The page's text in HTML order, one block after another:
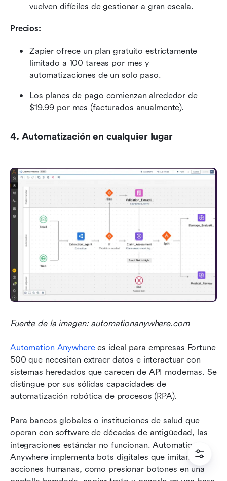
vuelven difíciles de gestionar a gran escala.
Precios:
Zapier ofrece un plan gratuito estrictamente
limitado a 100 tareas por mes y
automatizaciones de un solo paso.
Los planes de pago comienzan alrededor de
$19.99 por mes (facturados anualmente).
4. Automatización en cualquier lugar
Fuente de la imagen: automationanywhere.com
Automation Anywhere es ideal para empresas Fortune
500 que necesitan extraer datos e interactuar con
sistemas heredados que carecen de API modernas. Se
distingue por sus sólidas capacidades de
automatización robótica de procesos (RPA).
Para bancos globales o instituciones de salud que
operan con software de décadas de antigüedad, las
integraciones estándar no funcionan. Automation
Anywhere implementa bots digitales que imitan
acciones humanas, como presionar botones en una